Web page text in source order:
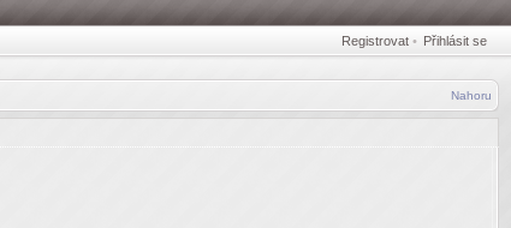
Registrovat • Přihlásit se
Nahoru